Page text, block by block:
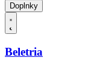
Doplnky
Beletria